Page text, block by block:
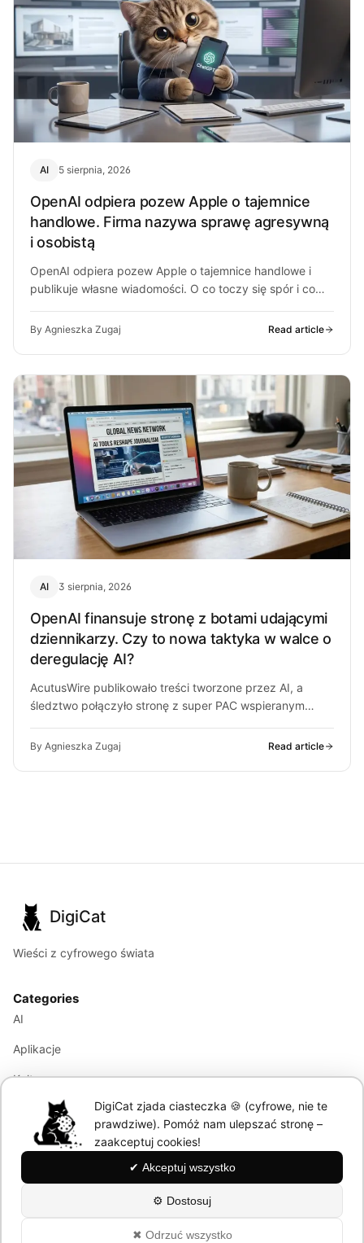
AI 5 sierpnia, 2026
OpenAI odpiera pozew Apple o tajemnice
handlowe. Firma nazywa sprawę agresywną
i osobistą
OpenAI odpiera pozew Apple o tajemnice handlowe i
publikuje własne wiadomości. O co toczy się spór i co
By Agnieszka Zugaj Read article
AI 3 sierpnia, 2026
OpenAI finansuje stronę z botami udającymi
dziennikarzy. Czy to nowa taktyka w walce o
deregulację AI?
AcutusWire publikowało treści tworzone przez AI, a
śledztwo połączyło stronę z super PAC wspieranym
By Agnieszka Zugaj Read article
DigiCat
Wieści z cyfrowego świata
Categories
AI
Aplikacje
Kultura
Marketing
Modele językowe
About
DigiCat zjada ciasteczka 🍪 (cyfrowe, nie te
prawdziwe). Pomóż nam ulepszać stronę –
zaakceptuj cookies!
✔ Akceptuj wszystko
⚙ Dostosuj
✖ Odrzuć wszystko